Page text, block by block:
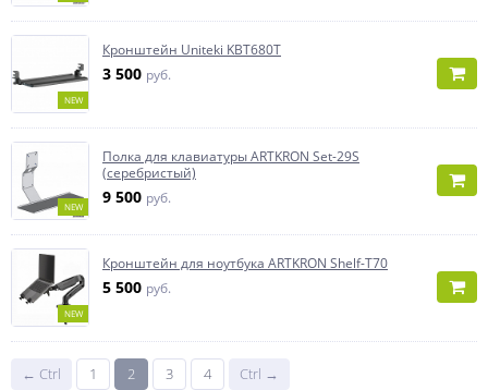
NEW
Кронштейн Uniteki KBT680T
3 500 руб.
NEW
Полка для клавиатуры ARTKRON Set-29S
(серебристый)
9 500 руб.
NEW
Кронштейн для ноутбука ARTKRON Shelf-T70
5 500 руб.
← Ctrl 1 2 3 4 Ctrl →